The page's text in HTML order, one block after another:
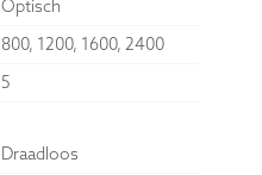
Optisch
800, 1200, 1600, 2400
5
Draadloos